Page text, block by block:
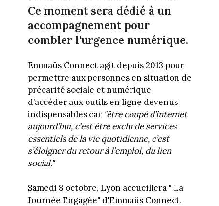
Ce moment sera dédié à un
accompagnement pour
combler l'urgence numérique.
Emmaüs Connect agit depuis 2013 pour
permettre aux personnes en situation de
précarité sociale et numérique
d’accéder aux outils en ligne devenus
indispensables car "être coupé d’internet
aujourd’hui, c’est être exclu de services
essentiels de la vie quotidienne, c’est
s’éloigner du retour à l’emploi, du lien
social."
Samedi 8 octobre, Lyon accueillera " La
Journée Engagée" d'Emmaüs Connect.